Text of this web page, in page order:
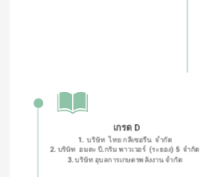
เกรด D
1.  บริษัท  ไทย กลีเซอรีน  จำกัด
2. บริษัท  อมตะ บี.กริม พาวเวอร์  (ระยอง) 5  จํากัด
3. บริษัท อุบลการเกษตรพลังงาน จำกัด